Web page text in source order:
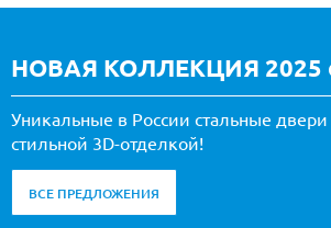
НОВАЯ КОЛЛЕКЦИЯ 2025
Уникальные в России стальные
стильной 3D-отделкой!
ВСЕ ПРЕДЛОЖЕНИЯ